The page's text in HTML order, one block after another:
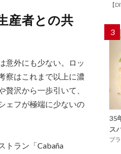
産者との共
意外にも少ない。ロッ
察はこれまで以上に濃
沢から一歩引いて、
ェフが極端に少ないの
トラン「Cabaña
【
3
35
ス
プ